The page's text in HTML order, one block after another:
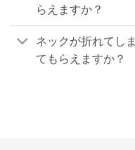
らえますか？
ネックが折れてし
てもらえますか？